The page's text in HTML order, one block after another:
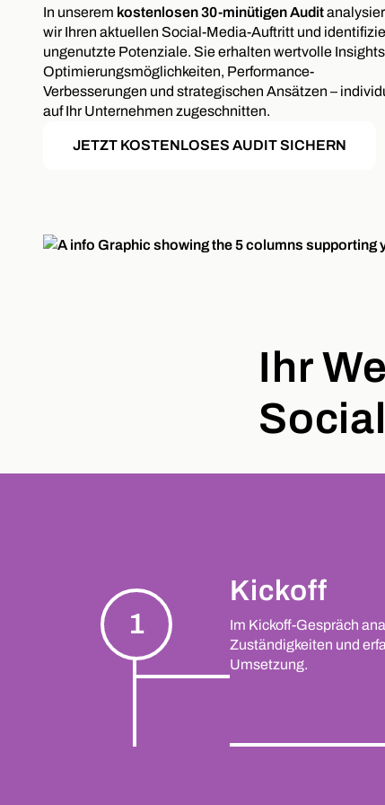
In unserem kostenlosen 30-minütigen Audit
wir Ihren aktuellen Social-Media-Auftritt und
ungenutzte Potenziale. Sie erhalten wertvolle
Optimierungsmöglichkeiten, Performance-
Verbesserungen und strategischen Ansätzen –
auf Ihr Unternehmen zugeschnitten.
JETZT KOSTENLOSES AUDIT SICHERN
Ihr
1
Kickoff
Im Kickoff-Gespräch
Zuständigkeiten und
Umsetzung.